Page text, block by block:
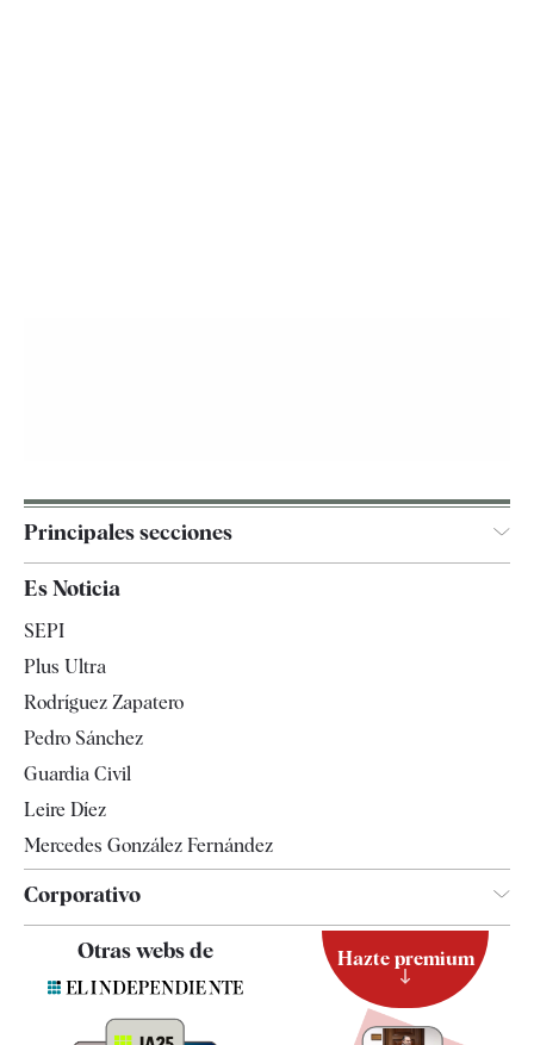
Principales secciones
Televisión
Es Noticia
SEPI
Plus Ultra
Rodríguez Zapatero
Pedro Sánchez
Guardia Civil
Leire Díez
Mercedes González Fernández
Corporativo
Otras webs de Hazte premium